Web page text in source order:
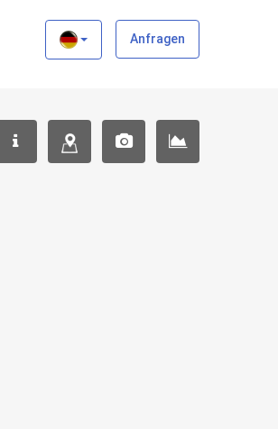
Anfragen